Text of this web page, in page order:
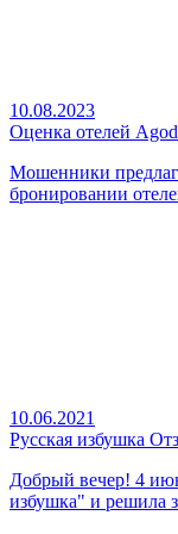
10.08.2023
Оценка отелей
Мошенники
бронировании
10.06.2021
Русская избушка
Добрый вечер! 4
избушка" и решила